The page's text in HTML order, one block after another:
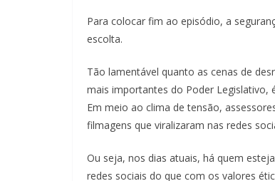
Para colocar fim ao episódio, a
escolta.
Tão lamentável quanto as cenas de
mais importantes do Poder Legislativo,
Em meio ao clima de tensão,
filmagens que viralizaram nas redes
Ou seja, nos dias atuais, há quem
redes sociais do que com os valores